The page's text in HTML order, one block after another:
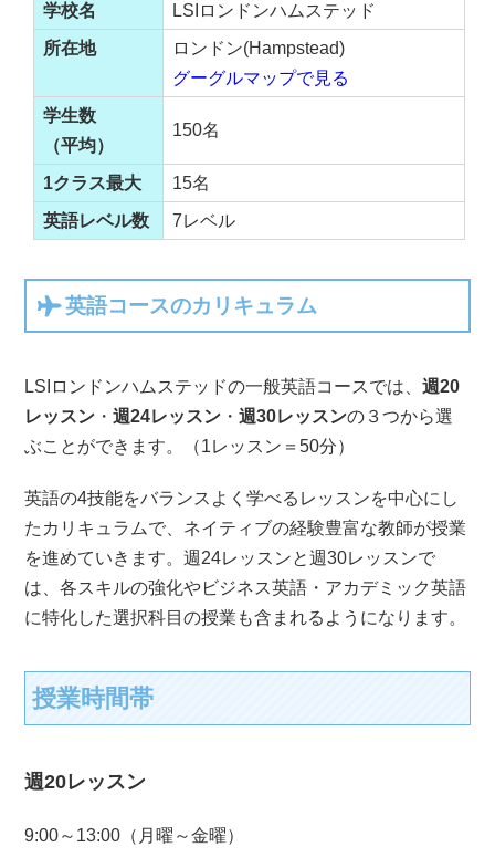
学校名
LSIロンドンハムステッド
所在地
ロンドン(Hampstead)
グーグルマップで見る
学生数
（平均）
150名
1クラス最大
15名
英語レベル数
7レベル
英語コースのカリキュラム
LSIロンドンハムステッドの一般英語コースでは、週20
レッスン ・週24レッスン ・週30レッスンの３つから選
ぶことができます。（1レッスン＝50分）
英語の4技能をバランスよく学べるレッスンを中心にし
たカリキュラムで、ネイティブの経験豊富な教師が授業
を進めていきます。週24レッスンと週30レッスンで
は、各スキルの強化やビジネス英語・アカデミック英語
に特化した選択科目の授業も含まれるようになります。
授業時間帯
週20レッスン
9:00～13:00（月曜～金曜）